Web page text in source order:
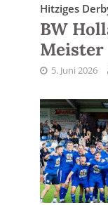
Hitziges
BW
Meister
5. Juni 2026